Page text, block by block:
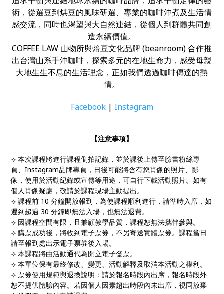
術，從選豆到烘豆的風味研選、專業的咖啡沖煮及生活情
感交流，同時也渴望與大自然連結，從個人到群體共同創
造永續價值。
COFFEE LAW 山物所與焙豆文化品牌 (beanroom) 合作推
出台灣山系手沖咖啡，探索多元的在地生命力，感受母親
大地生生不息的生活理念，正如我們透過咖啡傳達的熱
情。
Facebook| Instagram
【注意事項】
⟢ 本次課程將進行課程側拍記錄，並於課後上傳至臉書粉絲專
頁、Instagram品牌專頁，日後可能將含有您肖像的照片、影
像，使用於活動紀錄或宣傳等用途，可自行下載活動照片。如有
個人肖像疑慮，敬請於課程現場主動提出。
⟢ 課程前 10 分鐘開放報到，為使課程順利進行，請準時入席，如
遲到超過 30 分鐘即無法入場，也無法退費。
⟢ 因課程空間有限，且兼顧教學品質，課程恕無法攜伴參與。
⟢ 購票成功後，將收到電子票券，不另寄送實體票券。課程當日
請至報到處出示電子票券後入場。
⟢ 本課程將由活動通代為開立電子發票。
⟢ 本單位保有最終修改、變更、活動解釋及取消本活動之權利。
⟢ 票券使用規範與退換說明：請於報名時段內出席，報名時段外
恕不提供體驗內容。若因個人因素超出時段內未出席，視同放棄